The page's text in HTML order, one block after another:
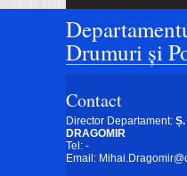
Drumuri și
Contact
Director Departament:
DRAGOMIR
Tel: -
Email: